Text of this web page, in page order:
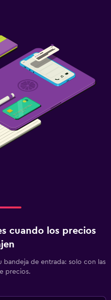
cuando los precios
bandeja de entrada: solo con las
precios.